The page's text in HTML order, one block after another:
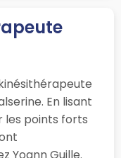
En lisant
les points forts